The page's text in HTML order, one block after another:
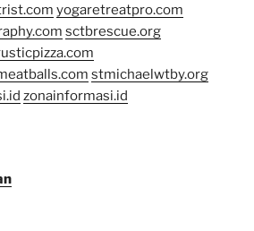
yogaretreatpro.com
sctbrescue.org
stmichaelwtby.org
zonainformasi.id